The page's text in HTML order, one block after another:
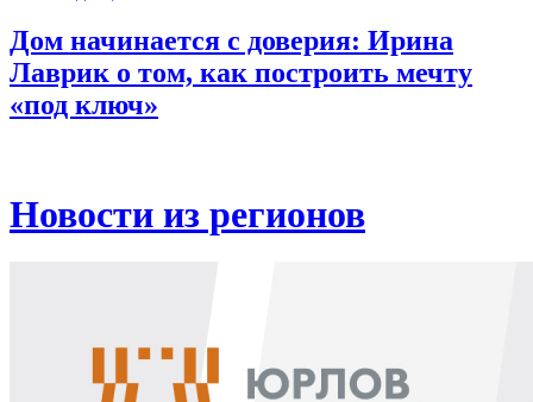
Дом начинается с доверия: Ирина
Лаврик о том, как построить мечту
«под ключ»
Новости из регионов